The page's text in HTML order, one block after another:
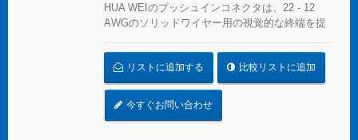
HUA WEIのプッシュインコネクタは、22 - 12
AWGのソリッドワイヤー用の視覚的な終端を提
定は簡単で、コンパクトなサイズは狭いスペー
スにシームレスにフィットします。照明設置、
プレファブリケート配線システム、分岐回路配
線など、さまざまな用途に最適です。 複雑なね
じれにさよならを告げましょう – コンパクトで
リストに追加する 比較リストに追加
今すぐお問い合わせ